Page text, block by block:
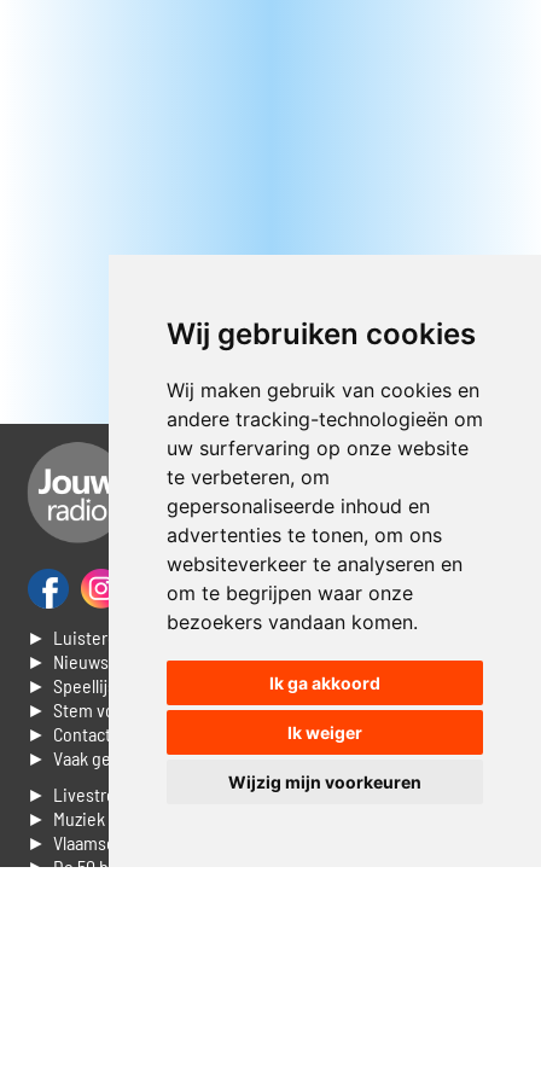
Wij gebruiken cookies
Wij maken gebruik van cookies en
andere tracking-technologieën om
uw surfervaring op onze website
te verbeteren, om
gepersonaliseerde inhoud en
advertenties te tonen, om ons
websiteverkeer te analyseren en
om te begrijpen waar onze
bezoekers vandaan komen.
Ik ga akkoord
Ik weiger
Wijzig mijn voorkeuren
► Luisteren naar Jouwradio
► Nieuws
► Speellijst
► Stem voor de Dag top 3
► Contacteer ons
► Vaak gestelde vragen
► Livestream informatie
► Muziek opzoeken
► Vlaamse 100 Aller tijden
► De 50 beste van...